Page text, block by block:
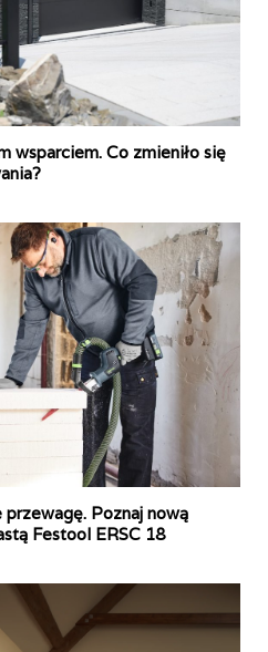
wsparciem. Co zmieniło się
Poznaj nową
Festool ERSC 18